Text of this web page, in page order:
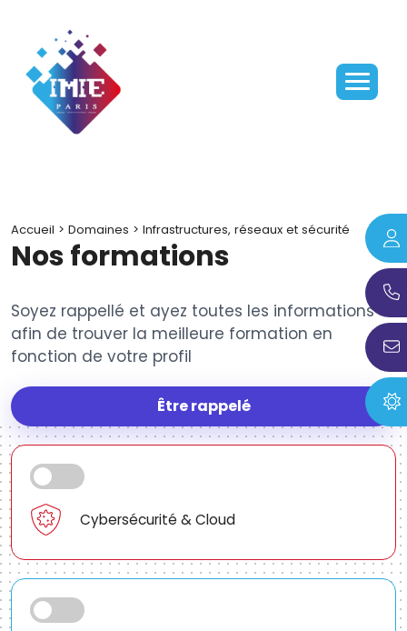
Accueil > Domaines > Infrastructures, réseaux et sécurité
Nos formations
Soyez rappellé et ayez toutes les informations
afin de trouver la meilleure formation en
fonction de votre profil
Être rappelé
Cybersécurité & Cloud